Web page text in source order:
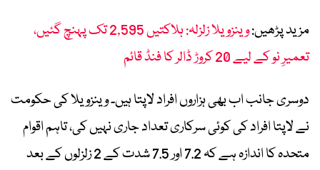
مزید پڑھیں:
وینزویلا زلزلہ: ہلاکتیں 2,595 تک پہنچ گئیں،
تعمیرِ نو کے لیے 20 کروڑ ڈالر کا فنڈ قائم
دوسری جانب اب بھی ہزاروں افراد لاپتا ہیں۔ وینزویلا کی حکومت
نے لاپتا افراد کی کوئی سرکاری تعداد جاری نہیں کی، تاہم اقوام
متحدہ کا اندازہ ہے کہ 7.2 اور 7.5 شدت کے 2 زلزلوں کے بعد